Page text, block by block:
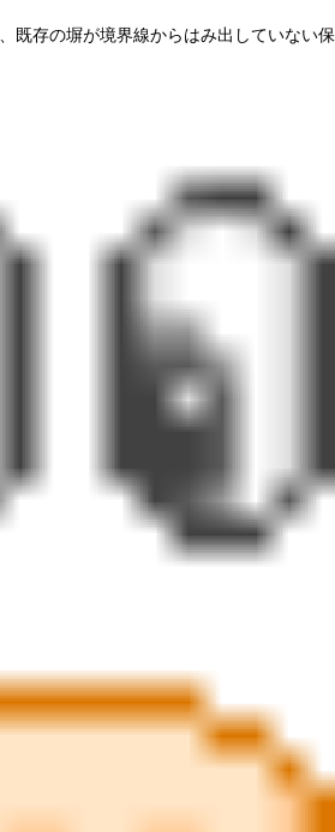
既存の塀が境界線からはみ出していない保